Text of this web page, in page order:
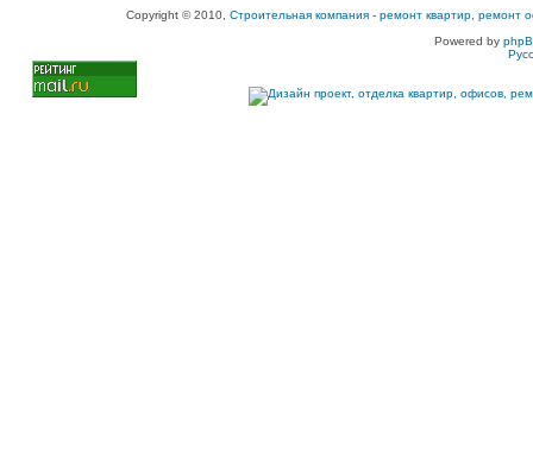
Copyright © 2010, Строительная компания - ремонт квартир, ремонт
Powered by